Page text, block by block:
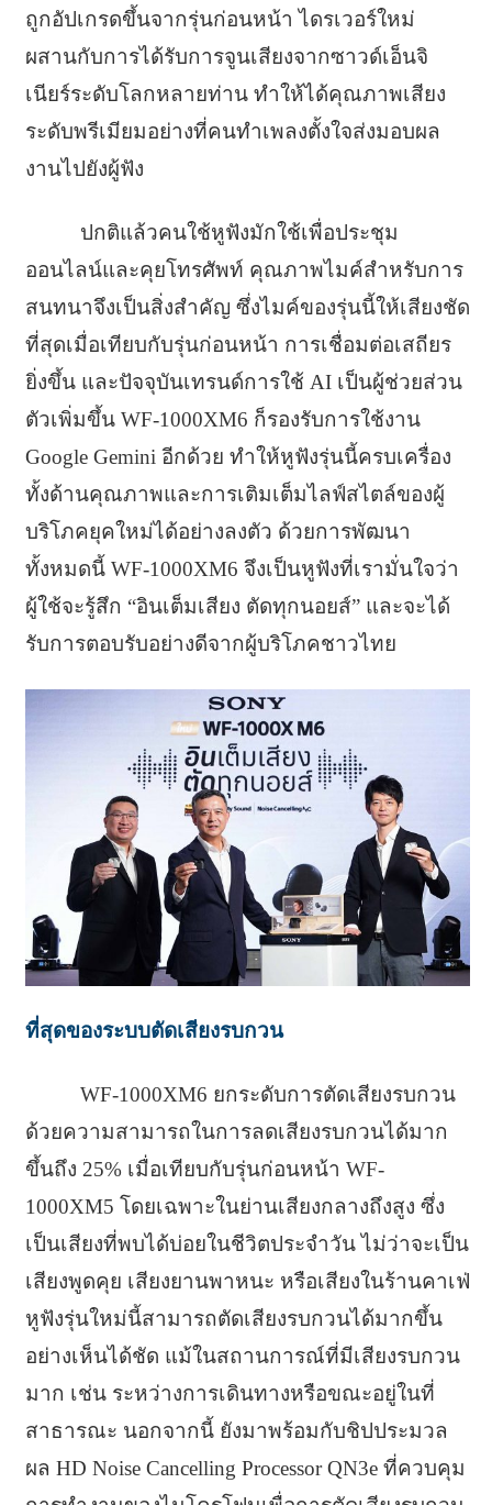
ถูกอัปเกรดขึ้นจากรุ่นก่อนหน้า ไดรเวอร์ใหม่
ผสานกับการได้รับการจูนเสียงจากซาวด์เอ็นจิ
เนียร์ระดับโลกหลายท่าน ทำให้ได้คุณภาพเสียง
ระดับพรีเมียมอย่างที่คนทำเพลงตั้งใจส่งมอบผล
งานไปยังผู้ฟัง
ปกติแล้วคนใช้หูฟังมักใช้เพื่อประชุม
ออนไลน์และคุยโทรศัพท์ คุณภาพไมค์สำหรับการ
สนทนาจึงเป็นสิ่งสำคัญ ซึ่งไมค์ของรุ่นนี้ให้เสียงชัด
ที่สุดเมื่อเทียบกับรุ่นก่อนหน้า การเชื่อมต่อเสถียร
ยิ่งขึ้น และปัจจุบันเทรนด์การใช้ AI เป็นผู้ช่วยส่วน
ตัวเพิ่มขึ้น WF-1000XM6 ก็รองรับการใช้งาน
Google Gemini อีกด้วย ทำให้หูฟังรุ่นนี้ครบเครื่อง
ทั้งด้านคุณภาพและการเติมเต็มไลฟ์สไตล์ของผู้
บริโภคยุคใหม่ได้อย่างลงตัว ด้วยการพัฒนา
ทั้งหมดนี้ WF-1000XM6 จึงเป็นหูฟังที่เรามั่นใจว่า
ผู้ใช้จะรู้สึก “อินเต็มเสียง ตัดทุกนอยส์” และจะได้
รับการตอบรับอย่างดีจากผู้บริโภคชาวไทย
ที่สุดของระบบตัดเสียงรบกวน
WF-1000XM6 ยกระดับการตัดเสียงรบกวน
ด้วยความสามารถในการลดเสียงรบกวนได้มาก
ขึ้นถึง 25% เมื่อเทียบกับรุ่นก่อนหน้า WF-
1000XM5 โดยเฉพาะในย่านเสียงกลางถึงสูง ซึ่ง
เป็นเสียงที่พบได้บ่อยในชีวิตประจำวัน ไม่ว่าจะเป็น
เสียงพูดคุย เสียงยานพาหนะ หรือเสียงในร้านคาเฟ่
หูฟังรุ่นใหม่นี้สามารถตัดเสียงรบกวนได้มากขึ้น
อย่างเห็นได้ชัด แม้ในสถานการณ์ที่มีเสียงรบกวน
มาก เช่น ระหว่างการเดินทางหรือขณะอยู่ในที่
สาธารณะ นอกจากนี้ ยังมาพร้อมกับชิปประมวล
ผล HD Noise Cancelling Processor QN3e ที่ควบคุม